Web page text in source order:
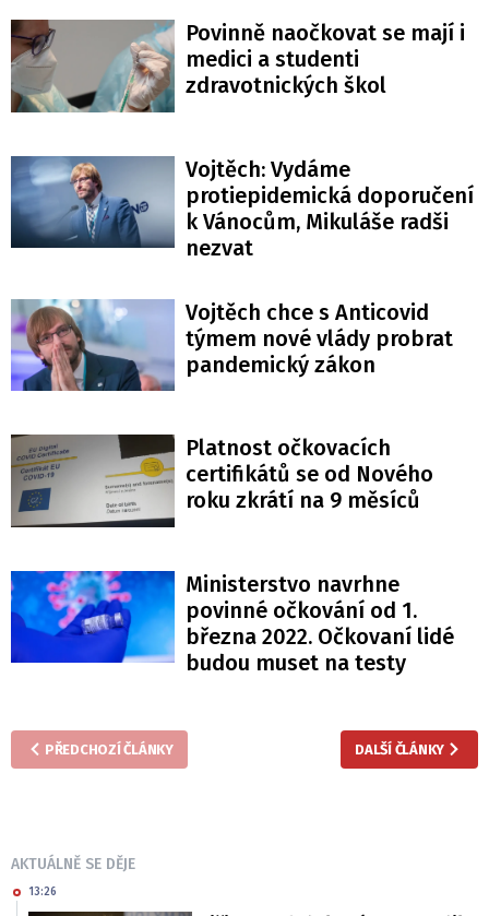
Povinně naočkovat se mají i
medici a studenti
zdravotnických škol
Vojtěch: Vydáme
protiepidemická doporučení
k Vánocům, Mikuláše radši
nezvat
Vojtěch chce s Anticovid
týmem nové vlády probrat
pandemický zákon
Platnost očkovacích
certifikátů se od Nového
roku zkrátí na 9 měsíců
Ministerstvo navrhne
povinné očkování od 1.
března 2022. Očkovaní lidé
budou muset na testy
PŘEDCHOZÍ ČLÁNKY DALŠÍ ČLÁNKY
AKTUÁLNĚ SE DĚJE
13:26